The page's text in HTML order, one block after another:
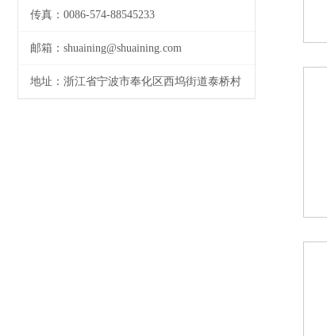
传真：0086-574-88545233
邮箱：shuaining@shuaining.com
地址：浙江省宁波市奉化区西坞街道泰桥村